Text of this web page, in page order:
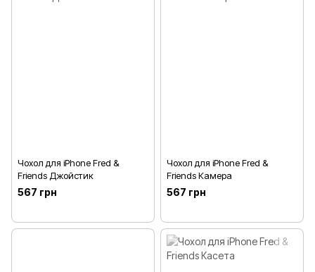
Чохол для iPhone Fred &
Friends Джойстик
567 грн
Чохол для iPhone Fred &
Friends Камера
567 грн